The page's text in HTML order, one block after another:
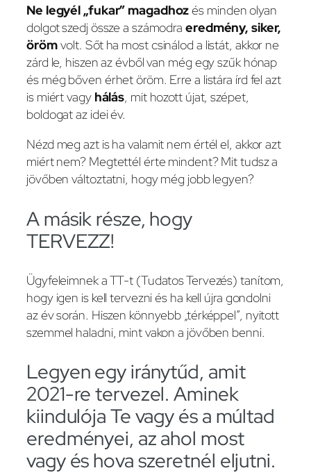
Ne legyél „fukar” magadhozés minden olyan
dolgot szedj össze a számodra eredmény, siker,
örömvolt. Sőt ha most csinálod a listát, akkor ne
zárd le, hiszen az évből van még egy szűk hónap
és még bőven érhet öröm. Erre a listára írd fel azt
is miért vagy hálás, mit hozott újat, szépet,
boldogat az idei év.
Nézd meg azt is ha valamit nem értél el, akkor azt
miért nem? Megtettél érte mindent? Mit tudsz a
jövőben változtatni, hogy még jobb legyen?
A másik része, hogy
TERVEZZ!
Ügyfeleimnek a TT-t (Tudatos Tervezés) tanítom,
hogy igen is kell tervezni és ha kell újra gondolni
az év során. Hiszen könnyebb „térképpel”, nyitott
szemmel haladni, mint vakon a jövőben benni.
Legyen egy iránytűd, amit
2021-re tervezel. Aminek
kiindulója Te vagy és a múltad
eredményei, az ahol most
vagy és hova szeretnél eljutni.